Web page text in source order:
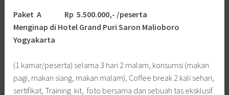
Paket A Rp 5.500.000,- /peserta
Menginap di Hotel Grand Puri Saron Malioboro
Yogyakarta
(1 kamar/peserta) selama 3 hari 2 malam, konsumsi (makan
pagi, makan siang, makan malam), Coffee break 2 kali sehari,
sertifikat, Training kit, foto bersama dan sebuah tas eksklusif.